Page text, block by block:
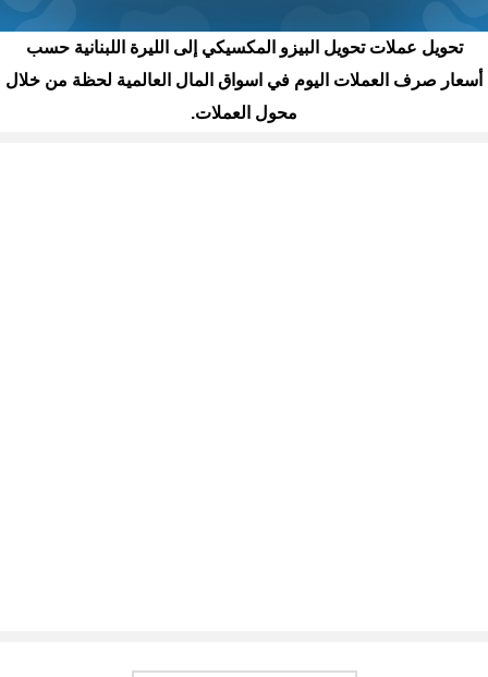
تحويل عملات تحويل البيزو المكسيكي إلى الليرة اللبنانية حسب
أسعار صرف العملات اليوم في اسواق المال العالمية لحظة من خلال
محول العملات.